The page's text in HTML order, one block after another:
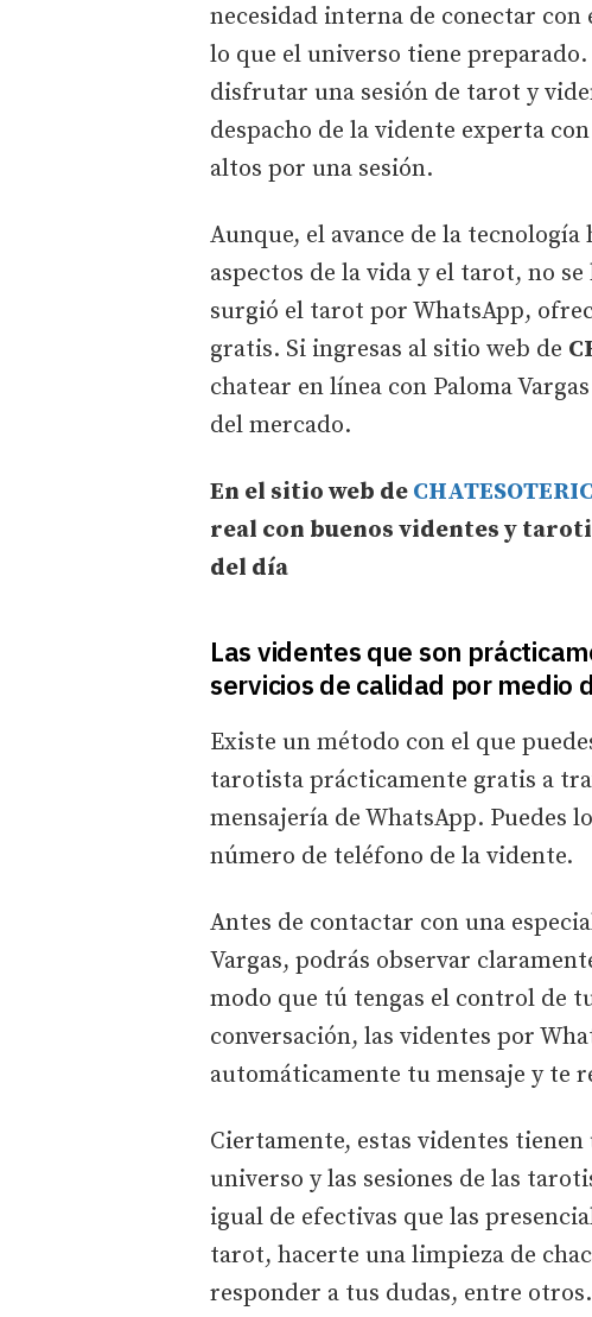
necesidad interna de conectar
lo que el universo tiene
disfrutar una sesión de tarot y
despacho de la vidente experta
altos por una sesión.
Aunque, el avance de la
aspectos de la vida y el tarot, no
surgió el tarot por WhatsApp,
gratis. Si ingresas al sitio web de
chatear en línea con Paloma
del mercado.
En el sitio web de
real con buenos videntes y
del día
Las videntes que son
servicios de calidad por medio
Existe un método con el que
tarotista prácticamente gratis a
mensajería de WhatsApp. Puedes
número de teléfono de la vidente.
Antes de contactar con una
Vargas, podrás observar
modo que tú tengas el control de
conversación, las videntes por
automáticamente tu mensaje y te
Ciertamente, estas videntes
universo y las sesiones de las
igual de efectivas que las
tarot, hacerte una limpieza de
responder a tus dudas, entre otros.